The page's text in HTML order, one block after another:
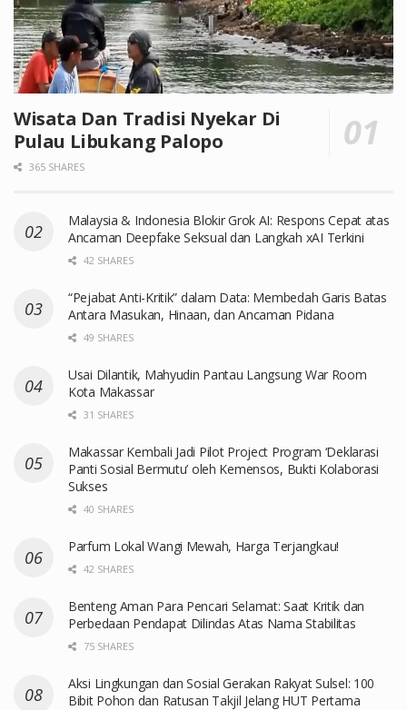
Wisata Dan Tradisi Nyekar Di
Pulau Libukang Palopo
365 SHARES
Malaysia & Indonesia Blokir Grok AI: Respons Cepat atas
Ancaman Deepfake Seksual dan Langkah xAI Terkini
42 SHARES
“Pejabat Anti-Kritik” dalam Data: Membedah Garis Batas
Antara Masukan, Hinaan, dan Ancaman Pidana
49 SHARES
Usai Dilantik, Mahyudin Pantau Langsung War Room
Kota Makassar
31 SHARES
Makassar Kembali Jadi Pilot Project Program ‘Deklarasi
Panti Sosial Bermutu’ oleh Kemensos, Bukti Kolaborasi
Sukses
40 SHARES
Parfum Lokal Wangi Mewah, Harga Terjangkau!
42 SHARES
Benteng Aman Para Pencari Selamat: Saat Kritik dan
Perbedaan Pendapat Dilindas Atas Nama Stabilitas
75 SHARES
Aksi Lingkungan dan Sosial Gerakan Rakyat Sulsel: 100
Bibit Pohon dan Ratusan Takjil Jelang HUT Pertama